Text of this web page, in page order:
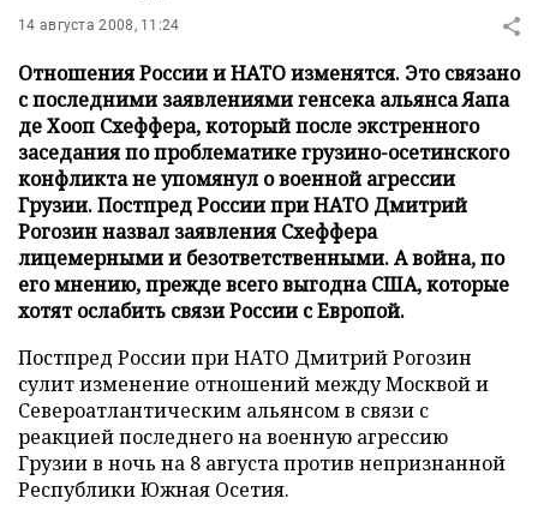
14 августа 2008, 11:24
Отношения России и НАТО изменятся. Это связано
с последними заявлениями генсека альянса Яапа
де Хооп Схеффера, который после экстренного
заседания по проблематике грузино-осетинского
конфликта не упомянул о военной агрессии
Грузии. Постпред России при НАТО Дмитрий
Рогозин назвал заявления Схеффера
лицемерными и безответственными. А война, по
его мнению, прежде всего выгодна США, которые
хотят ослабить связи России с Европой.
Постпред России при НАТО Дмитрий Рогозин
сулит изменение отношений между Москвой и
Североатлантическим альянсом в связи с
реакцией последнего на военную агрессию
Грузии в ночь на 8 августа против непризнанной
Республики Южная Осетия.